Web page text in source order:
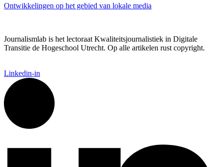
Ontwikkelingen op het gebied van lokale media
Journalismlab is het lectoraat Kwaliteitsjournalistiek in Digitale
Transitie de Hogeschool Utrecht. Op alle artikelen rust copyright.
Linkedin-in